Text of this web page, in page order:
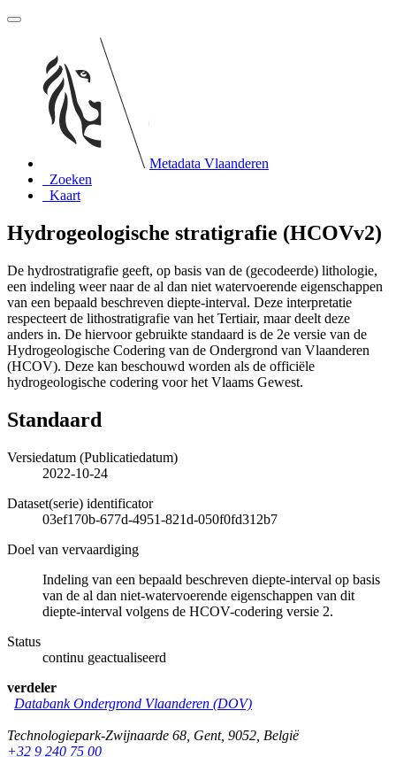
Metadata Vlaanderen
Zoeken
Kaart
Hydrogeologische stratigrafie (HCOVv2)
De hydrostratigrafie geeft, op basis van de (gecodeerde) lithologie,
een indeling weer naar de al dan niet watervoerende eigenschappen
van een bepaald beschreven diepte-interval. Deze interpretatie
respecteert de lithostratigrafie van het Tertiair, maar deelt deze
anders in. De hiervoor gebruikte standaard is de 2e versie van de
Hydrogeologische Codering van de Ondergrond van Vlaanderen
(HCOV). Deze kan beschouwd worden als de officiële
hydrogeologische codering voor het Vlaams Gewest.
Standaard
Versiedatum (Publicatiedatum)
2022-10-24
Dataset(serie) identificator
03ef170b-677d-4951-821d-050f0fd312b7
Doel van vervaardiging
Indeling van een bepaald beschreven diepte-interval op basis
van de al dan niet-watervoerende eigenschappen van dit
diepte-interval volgens de HCOV-codering versie 2.
Status
continu geactualiseerd
verdeler
Databank Ondergrond Vlaanderen (DOV)
Technologiepark-Zwijnaarde 68 Gent, 9052 België
+32 9 240 75 00